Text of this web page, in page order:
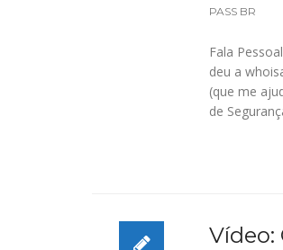
PASS BR
Fala
deu a
(que me
de
Vídeo: